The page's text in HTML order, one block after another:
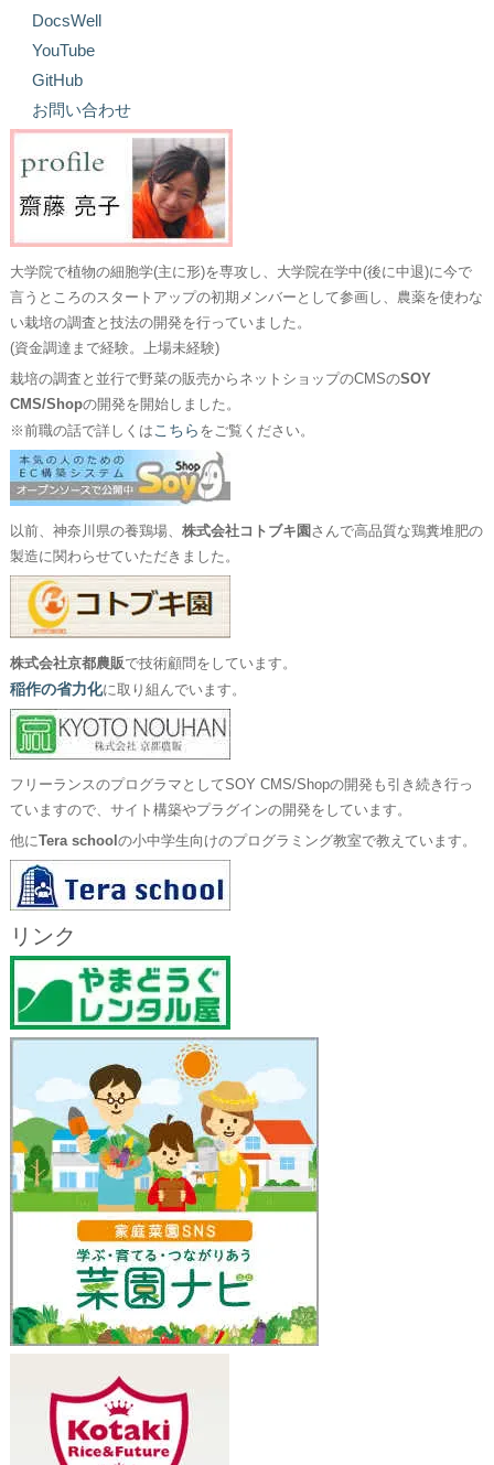
DocsWell
YouTube
GitHub
お問い合わせ
大学院で植物の細胞学(主に形)を専攻し、大学院在学中(後に中退)に今で
言うところのスタートアップの初期メンバーとして参画し、農薬を使わな
い栽培の調査と技法の開発を行っていました。
(資金調達まで経験。上場未経験)
栽培の調査と並行で野菜の販売からネットショップのCMSのSOY
CMS/Shopの開発を開始しました。
※前職の話で詳しくは こちら をご覧ください。
以前、神奈川県の養鶏場、 株式会社コトブキ園 さんで高品質な鶏糞堆肥の
製造に関わらせていただきました。
株式会社京都農販で技術顧問をしています。
稲作の省力化に取り組んでいます。
フリーランスのプログラマとしてSOY CMS/Shopの開発も引き続き行っ
ていますので、サイト構築やプラグインの開発をしています。
他にTera school の小中学生向けのプログラミング教室で教えています。
リンク